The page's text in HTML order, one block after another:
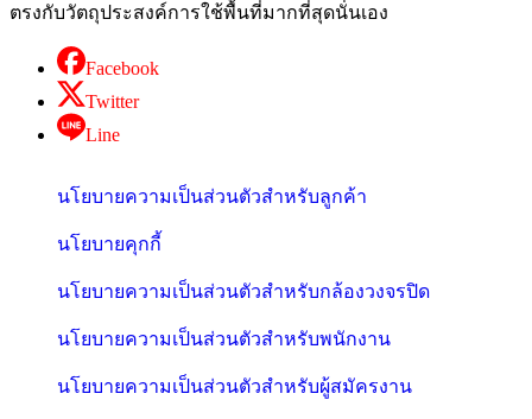
ตรงกับวัตถุประสงค์การใช้พื้นที่มากที่สุดนั่นเอง
Facebook
Twitter
Line
นโยบายความเป็นส่วนตัวสำหรับลูกค้า
นโยบายคุกกี้
นโยบายความเป็นส่วนตัวสำหรับกล้องวงจรปิด
นโยบายความเป็นส่วนตัวสำหรับพนักงาน
นโยบายความเป็นส่วนตัวสำหรับผู้สมัครงาน